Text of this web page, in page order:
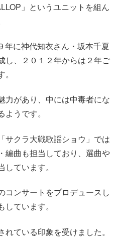
」 というユニットを組ん
年に神代知衣さん・坂本千夏
し、２０１２年からは２年ご
力があり、中には中毒者にな
うです。
「サクラ大戦歌謡ショウ」 では
編曲も担当しており、選曲や
ています。
コンサートをプロデュースし
ています。
ている印象を受けました。